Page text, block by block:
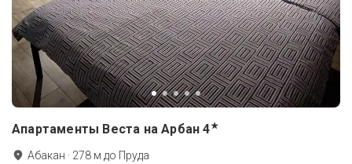
Апартаменты Веста на Арбан 4★
Абакан · 278 м до Пруда